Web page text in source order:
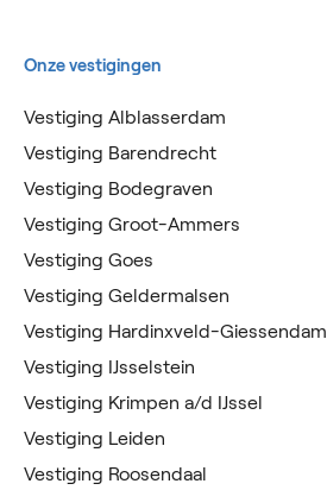
Onze vestigingen
Vestiging Alblasserdam
Vestiging Barendrecht
Vestiging Bodegraven
Vestiging Groot-Ammers
Vestiging Goes
Vestiging Geldermalsen
Vestiging Hardinxveld-Giessendam
Vestiging IJsselstein
Vestiging Krimpen a/d IJssel
Vestiging Leiden
Vestiging Roosendaal